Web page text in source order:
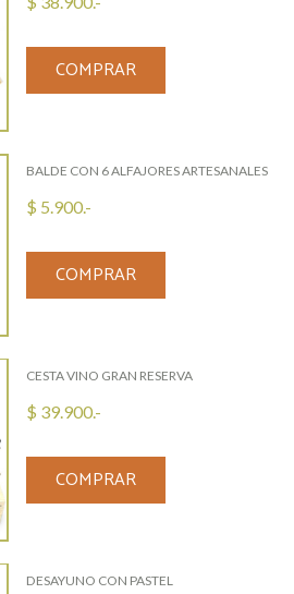
COMPRAR
BALDE CON 6 ALFAJORES ARTESANALES
$ 5.900.-
COMPRAR
CESTA VINO GRAN RESERVA
$ 39.900.-
COMPRAR
DESAYUNO CON PASTEL